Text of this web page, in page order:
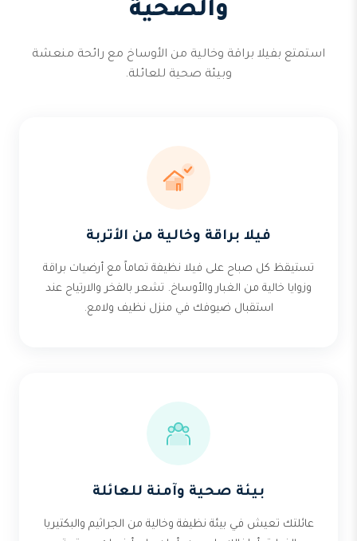
والصحية
استمتع بفيلا براقة وخالية من الأوساخ مع رائحة منعشة
وبيئة صحية للعائلة.
فيلا براقة وخالية من الأتربة
تستيقظ كل صباح على فيلا نظيفة تماماً مع أرضيات براقة
وزوايا خالية من الغبار والأوساخ. تشعر بالفخر والارتياح عند
استقبال ضيوفك في منزل نظيف ولامع.
بيئة صحية وآمنة للعائلة
عائلتك تعيش في بيئة نظيفة وخالية من الجراثيم والبكتيريا